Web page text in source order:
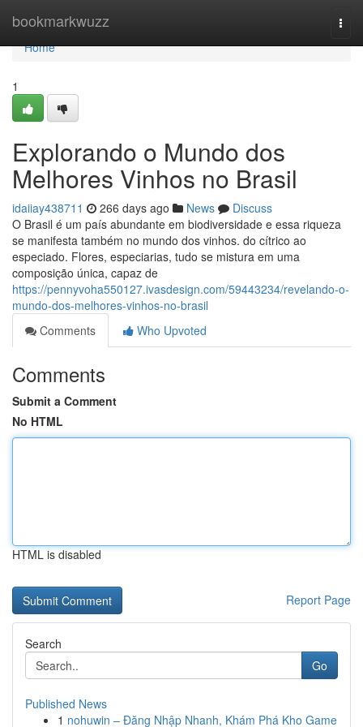
bookmarkwuzz
Home
Home
1
Explorando o Mundo dos
Melhores Vinhos no Brasil
idaiiay438711 266 days ago News
Discuss
O Brasil é um país abundante em biodiversidade e essa riqueza
se manifesta também no mundo dos vinhos. do cítrico ao
especiado. Flores, especiarias, tudo se mistura em uma
composição única, capaz de
https://pennyvoha550127.ivasdesign.com/59443234/revelando-o-
mundo-dos-melhores-vinhos-no-brasil
Comments
Who Upvoted
Comments
Submit a Comment
No HTML
HTML is disabled
Report Page
Search
Go
Published News
1 nohuwin – Đăng Nhập Nhanh, Khám Phá Kho Game